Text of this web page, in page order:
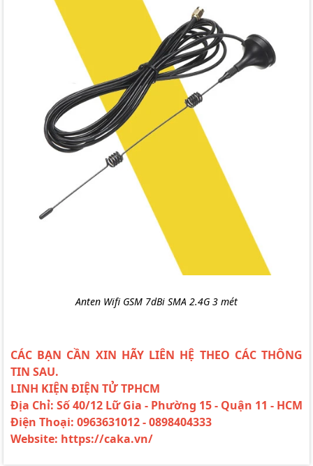
Anten Wifi GSM 7dBi SMA 2.4G 3 mét
CÁC BẠN CẦN XIN HÃY LIÊN HỆ THEO CÁC THÔNG
TIN SAU.
LINH KIỆN ĐIỆN TỬ TPHCM
Địa Chỉ: Số 40/12 Lữ Gia - Phường 15 - Quận 11 - HCM
Điện Thoại: 0963631012 - 0898404333
Website: https://caka.vn/